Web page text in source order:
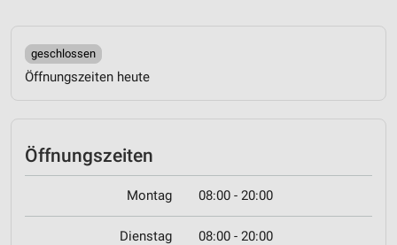
geschlossen
Öffnungszeiten heute
Öffnungszeiten
Montag 08:00 - 20:00
Dienstag 08:00 - 20:00